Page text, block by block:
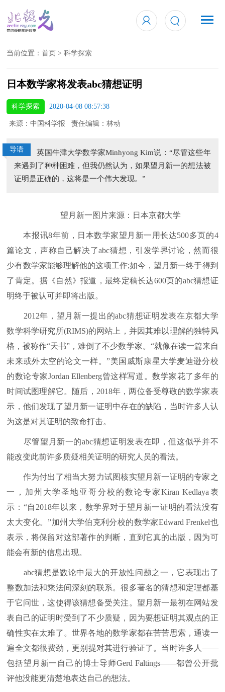
当前位置：首页 >科学探索
日本数学家将发表abc猜想证明
科学探索 2020-04-08 08:57:38
来源：中国科学报 责任编辑：林动
导语
英国牛津大学数学家Minhyong Kim说：“尽管这些年
来遇到了种种困难，但我仍然认为，如果望月新一的想法被
证明是正确的，这将是一个伟大发现。”
望月新一图片来源：日本京都大学
本报讯8年前，日本数学家望月新一用长达500多页的4
篇论文，声称自己解决了abc猜想，引发学界讨论，然而很
少有数学家能够理解他的这项工作;如今，望月新一终于得到
了肯定。据《自然》报道，最终定稿长达600页的abc猜想证
明终于被认可并即将出版。
2012年，望月新一提出的abc猜想证明发表在京都大学
数学科学研究所(RIMS)的网站上，并因其难以理解的独特风
格，被称作“天书”，难倒了不少数学家。“就像在读一篇来自
未来或外太空的论文一样。”美国威斯康星大学麦迪逊分校
的数论专家Jordan Ellenberg曾这样写道。数学家花了多年的
时间试图理解它。随后，2018年，两位备受尊敬的数学家表
示，他们发现了望月新一证明中存在的缺陷，当时许多人认
为这是对其证明的致命打击。
尽管望月新一的abc猜想证明发表在即，但这似乎并不
能改变此前许多质疑相关证明的研究人员的看法。
作为付出了相当大努力试图核实望月新一证明的专家之
一，加州大学圣地亚哥分校的数论专家Kiran Kedlaya表
示：“自2018年以来，数学界对于望月新一证明的看法没有
太大变化。”加州大学伯克利分校的数学家Edward Frenkel也
表示，将保留对这部著作的判断，直到它真的出版，因为可
能会有新的信息出现。
abc猜想是数论中最大的开放性问题之一，它表现出了
整数加法和乘法间深刻的联系。很多著名的猜想和定理都基
于它问世，这使得该猜想备受关注。望月新一最初在网站发
表自己的证明时受到了不少质疑，因为要想证明其观点的正
确性实在太难了。世界各地的数学家都在苦苦思索，通读一
遍全文都很费劲，更别提对其进行验证了。当时许多人——
包括望月新一自己的博士导师Gerd Faltings——都曾公开批
评他没能更清楚地表达自己的想法。